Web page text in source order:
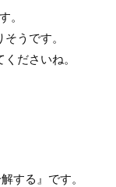
。
うです。
ださいね。
する』です。